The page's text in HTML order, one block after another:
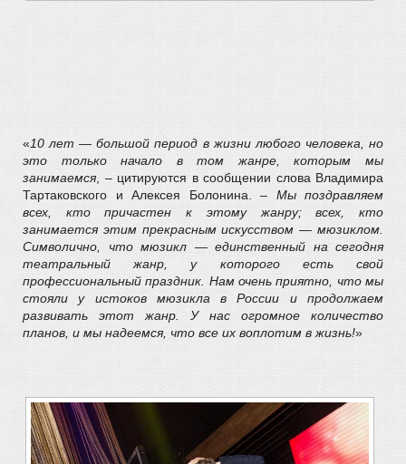
«10 лет — большой период в жизни любого человека, но
это только начало в том жанре, которым мы
занимаемся, – цитируются в сообщении слова Владимира
Тартаковского и Алексея Болонина. – Мы поздравляем
всех, кто причастен к этому жанру; всех, кто
занимается этим прекрасным искусством — мюзиклом.
Символично, что мюзикл — единственный на сегодня
театральный жанр, у которого есть свой
профессиональный праздник. Нам очень приятно, что мы
стояли у истоков мюзикла в России и продолжаем
развивать этот жанр. У нас огромное количество
планов, и мы надеемся, что все их воплотим в жизнь!»